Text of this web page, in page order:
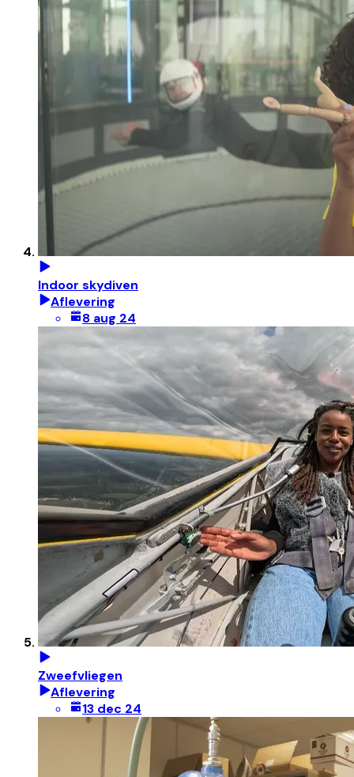
Indoor skydiven
Aflevering
8 aug 24
Zweefvliegen
Aflevering
13 dec 24